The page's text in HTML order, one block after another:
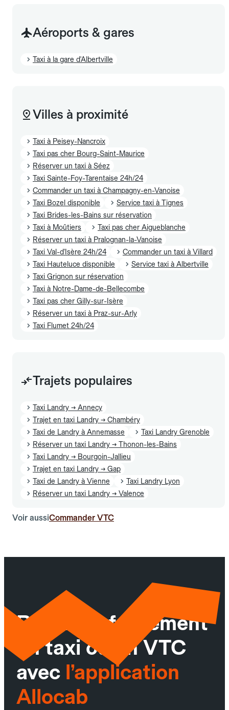
Aéroports & gares
Taxi à la gare d'Albertville
Villes à proximité
Taxi à Peisey-Nancroix
Taxi pas cher Bourg-Saint-Maurice
Réserver un taxi à Séez
Taxi Sainte-Foy-Tarentaise 24h/24
Commander un taxi à Champagny-en-Vanoise
Taxi Bozel disponible
Service taxi à Tignes
Taxi Brides-les-Bains sur réservation
Taxi à Moûtiers
Taxi pas cher Aigueblanche
Réserver un taxi à Pralognan-la-Vanoise
Taxi Val-d'Isère 24h/24
Commander un taxi à Villard
Taxi Hauteluce disponible
Service taxi à Albertville
Taxi Grignon sur réservation
Taxi à Notre-Dame-de-Bellecombe
Taxi pas cher Gilly-sur-Isère
Réserver un taxi à Praz-sur-Arly
Taxi Flumet 24h/24
Trajets populaires
Taxi Landry → Annecy
Trajet en taxi Landry → Chambéry
Taxi de Landry à Annemasse
Taxi Landry Grenoble
Réserver un taxi Landry → Thonon-les-Bains
Taxi Landry → Bourgoin-Jallieu
Trajet en taxi Landry → Gap
Taxi de Landry à Vienne
Taxi Landry Lyon
Réserver un taxi Landry → Valence
Voir aussiCommander VTC
Réservez facilement
un taxi ou un VTC
avec l’application
Allocab